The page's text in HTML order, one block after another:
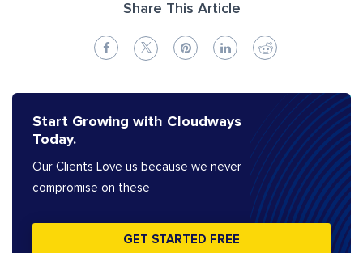
Share This Article
Start Growing with Cloudways
Today.
Our Clients Love us because we never
compromise on these
GET STARTED FREE